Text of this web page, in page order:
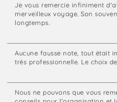
Je vous remercie infiniment
merveilleux voyage. Son
longtemps.
Aucune fausse note, tout était
très professionnelle. Le choix
Nous ne pouvons que vous